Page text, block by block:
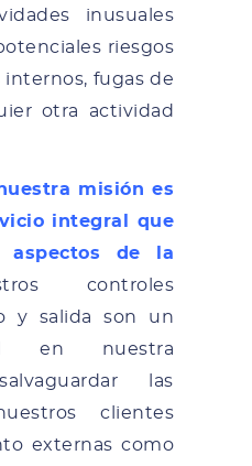
inusuales
riesgos
fugas de
otra actividad
misión es
integral que
aspectos de la
controles
y salida son un
en nuestra
las
clientes
externas como